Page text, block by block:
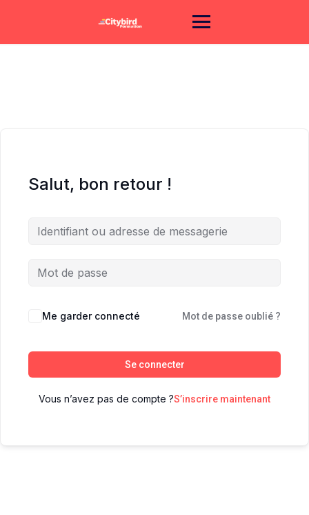
Salut, bon retour !
Me garder connecté Mot de passe oublié ?
Se connecter
Vous n’avez pas de compte ?S’inscrire maintenant